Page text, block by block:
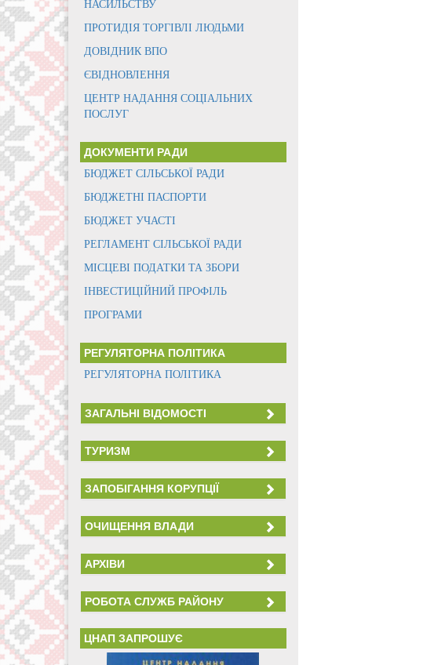
НАСИЛЬСТВУ
ПРОТИДІЯ ТОРГІВЛІ ЛЮДЬМИ
ДОВІДНИК ВПО
ЄВІДНОВЛЕННЯ
ЦЕНТР НАДАННЯ СОЦІАЛЬНИХ
ПОСЛУГ
ДОКУМЕНТИ РАДИ
БЮДЖЕТ СІЛЬСЬКОЇ РАДИ
БЮДЖЕТНІ ПАСПОРТИ
БЮДЖЕТ УЧАСТІ
РЕГЛАМЕНТ СІЛЬСЬКОЇ РАДИ
МІСЦЕВІ ПОДАТКИ ТА ЗБОРИ
ІНВЕСТИЦІЙНИЙ ПРОФІЛЬ
ПРОГРАМИ
РЕГУЛЯТОРНА ПОЛІТИКА
РЕГУЛЯТОРНА ПОЛІТИКА
ЗАГАЛЬНІ ВІДОМОСТІ
ТУРИЗМ
ЗАПОБІГАННЯ КОРУПЦІЇ
ОЧИЩЕННЯ ВЛАДИ
АРХІВИ
РОБОТА СЛУЖБ РАЙОНУ
ЦНАП ЗАПРОШУЄ